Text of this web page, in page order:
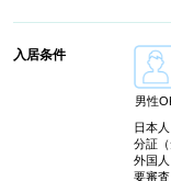
入居条件
男性
日本
分証
外国
要審